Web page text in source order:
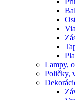
Lampy,
Poličky,